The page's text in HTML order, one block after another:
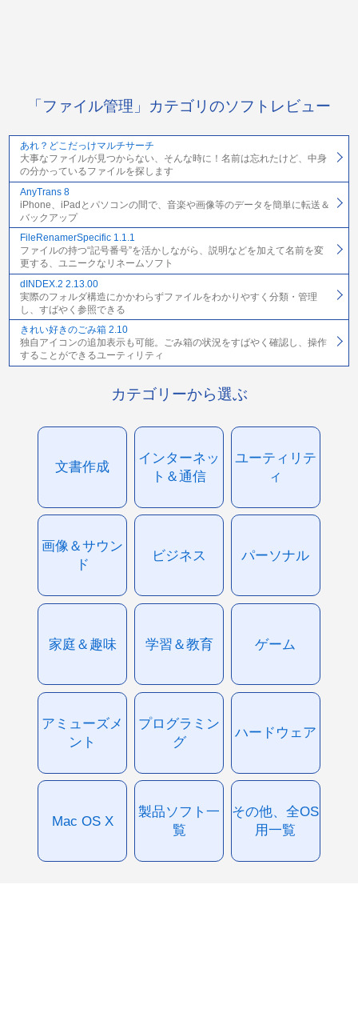
「ファイル管理」カテゴリのソフトレビュー
あれ？どこだっけマルチサーチ
大事なファイルが見つからない、そんな時に！名前は忘れたけど、中身
の分かっているファイルを探します
AnyTrans 8
iPhone、iPadとパソコンの間で、音楽や画像等のデータを簡単に転送＆
バックアップ
FileRenamerSpecific 1.1.1
ファイルの持つ“記号番号”を活かしながら、説明などを加えて名前を変
更する、ユニークなリネームソフト
dINDEX.2 2.13.00
実際のフォルダ構造にかかわらずファイルをわかりやすく分類・管理
し、すばやく参照できる
きれい好きのごみ箱 2.10
独自アイコンの追加表示も可能。ごみ箱の状況をすばやく確認し、操作
することができるユーティリティ
カテゴリーから選ぶ
文書作成
インターネッ
ト＆通信
ユーティリテ
ィ
画像＆サウン
ド
ビジネス パーソナル
家庭＆趣味 学習＆教育 ゲーム
アミューズメ
ント
プログラミン
グ
ハードウェア
Mac OS X
製品ソフト一
覧
その他、全OS
用一覧